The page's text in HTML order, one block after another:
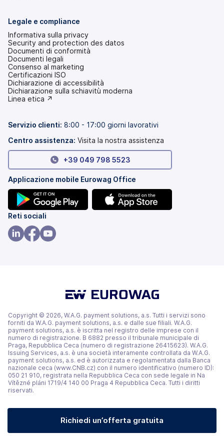
Legale e compliance
Informativa sulla privacy
Security and protection des datos
Documenti di conformità
Documenti legali
Consenso al marketing
Certificazioni ISO
Dichiarazione di accessibilità
(si
apre
nuova
Dichiarazione sulla schiavitù moderna
(si
una
scheda)
Linea etica ↗
Servizio clienti: 8:00 - 17:00 giorni lavorativi
Centro assistenza: Visita la nostra assistenza
+39 049 798 5523
Applicazione mobile Eurowag Office
(si
apre
in
Reti sociali
Copyright © 2026, W.A.G. payment solutions, a.s. Tutti i servizi sono
forniti da W.A.G. payment solutions, a.s. e dalle sue filiali. W.A.G.
payment solutions, a.s. è iscritta nel registro delle imprese con il
numero di registrazione. B 6882 presso il tribunale municipale di
Praga, Repubblica Ceca (numero di registrazione 26415623). W.A.G.
Issuing Services, a.s. è una società interamente controllata da W.A.G.
payment solutions, a.s. ed è autorizzata e regolamentata dalla Banca
nazionale ceca (www.CNB.cz) con il numero identificativo (numero ID):
050 21 910, registrata nella Repubblica Ceca con sede legale in Na
Vítězné pláni 1719/4 140 00 Praga 4 Repubblica Ceca. Tutti i diritti
riservati.
Richiedi un’offerta gratuita